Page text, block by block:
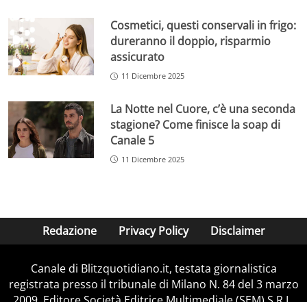
Cosmetici, questi conservali in frigo:
dureranno il doppio, risparmio
assicurato
11 Dicembre 2025
La Notte nel Cuore, c’è una seconda
stagione? Come finisce la soap di
Canale 5
11 Dicembre 2025
Redazione Privacy Policy Disclaimer
Canale di Blitzquotidiano.it, testata giornalistica
registrata presso il tribunale di Milano N. 84 del 3 marzo